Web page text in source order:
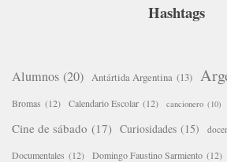
Hashtags
Alumnos (20) Antártida Argentina (13)
Bromas (12) Calendario Escolar (12) cancionero (10)
Cine de sábado (17) Curiosidades (15)
Documentales (12) Domingo Faustino Sarmiento (12)